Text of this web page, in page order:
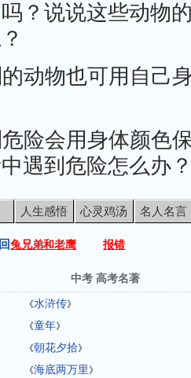
？说说这些动物
动物也可用自己
险会用身体颜色
遇到危险怎么办
人生感悟 心灵鸡汤 名人名言
兔兄弟和老鹰 报错
中考 高考名著
《水浒传》
《童年》
《朝花夕拾》
《海底两万里 》